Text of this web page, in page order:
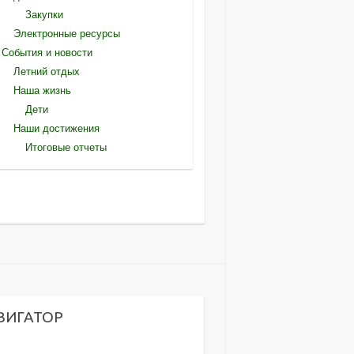
Закупки
Электронные ресурсы
События и новости
Летний отдых
Наша жизнь
Дети
Наши достижения
Итоговые отчеты